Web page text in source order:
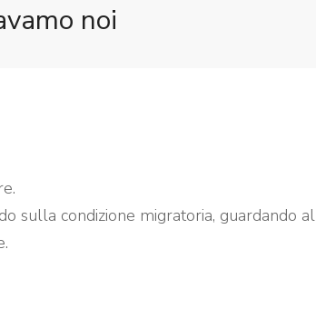
noi
sulla condizione migratoria, guardando